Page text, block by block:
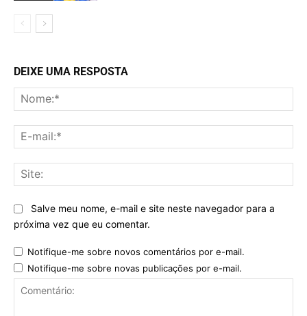
DEIXE UMA RESPOSTA
Salve meu nome, e-mail e site neste navegador para a
próxima vez que eu comentar.
Notifique-me sobre novos comentários por e-mail.
Notifique-me sobre novas publicações por e-mail.